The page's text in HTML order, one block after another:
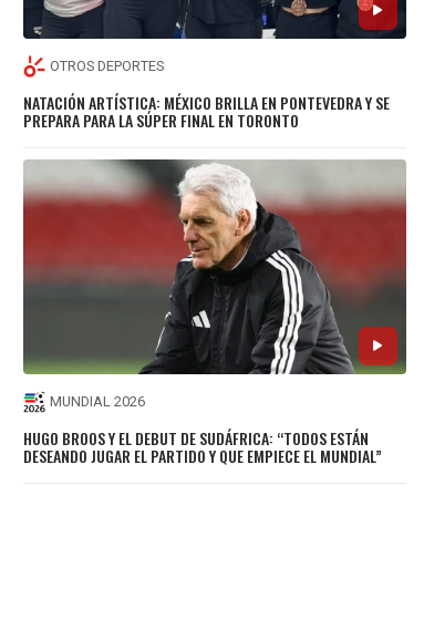
OTROS DEPORTES
NATACIÓN ARTÍSTICA: MÉXICO BRILLA EN PONTEVEDRA Y SE
PREPARA PARA LA SÚPER FINAL EN TORONTO
MUNDIAL 2026
HUGO BROOS Y EL DEBUT DE SUDÁFRICA: “TODOS ESTÁN
DESEANDO JUGAR EL PARTIDO Y QUE EMPIECE EL MUNDIAL”